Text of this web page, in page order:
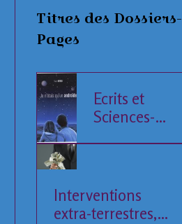
Titres des Dossiers-
Pages
Ecrits et
Sciences-
Interventions
extra-terrestres,